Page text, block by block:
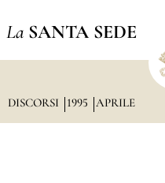
La SANTA SEDE
DISCORSI 1995 APRILE